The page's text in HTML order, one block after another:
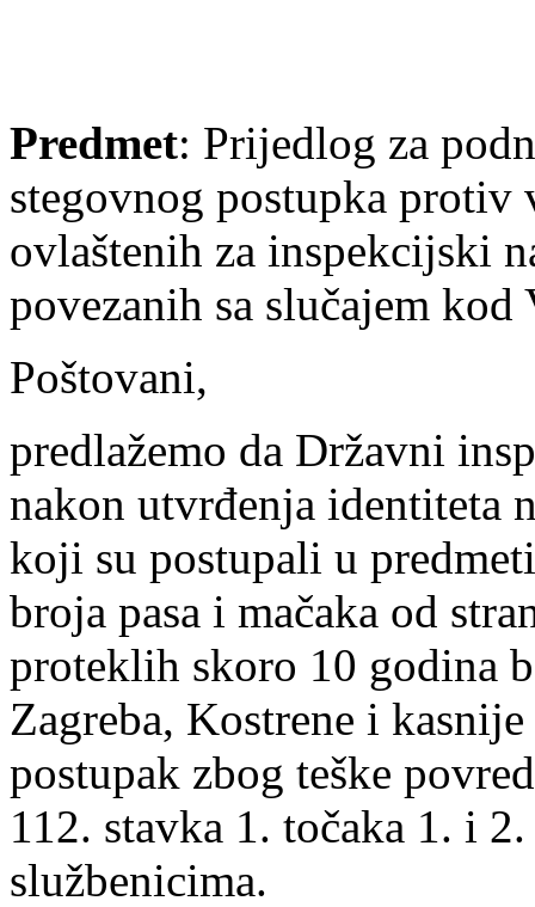
Predmet: Prijedlog za
stegovnog postupka protiv
ovlaštenih za inspekcijski
povezanih sa slučajem kod
Poštovani,
predlažemo da Državni
nakon utvrđenja identiteta
koji su postupali u
broja pasa i mačaka od
proteklih skoro 10 godina
Zagreba, Kostrene i
postupak zbog teške
112. stavka 1. točaka 1. i
službenicima.